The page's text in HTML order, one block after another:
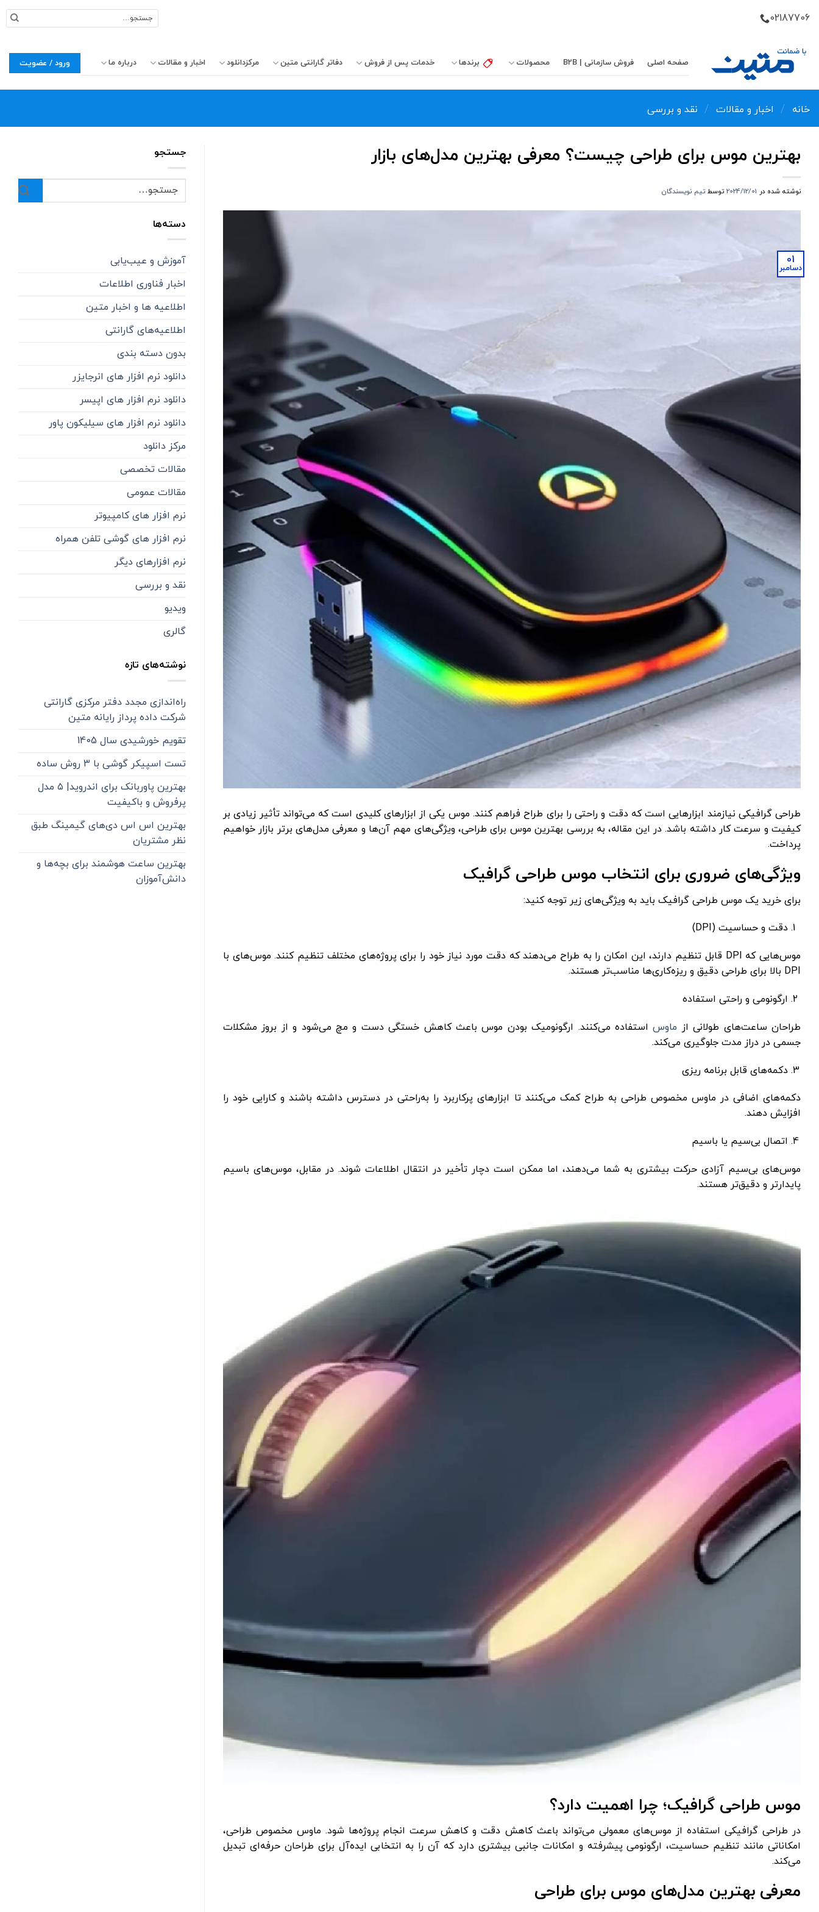
02187706
برای:
صفحه اصلی فروش سازمانی | B2B محصولات برندها خدمات پس از فروش دفاتر‌ گارانتی‌ متین مرکزدانلود اخبار و مقالات درباره ما ورود / عضویت
خانه / اخبار و مقالات / نقد و بررسی
بهترین موس برای طراحی چیست؟ معرفی بهترین مدل‌های بازار
نوشته شده در 2024/12/01 توسط تیم نویسندگان
01
دسامبر
طراحی گرافیکی نیازمند ابزارهایی است که دقت و راحتی را برای طراح فراهم کنند. موس یکی از ابزارهای کلیدی است که می‌تواند تأثیر زیادی بر
کیفیت و سرعت کار داشته باشد. در این مقاله، به بررسی بهترین موس‌ برای طراحی، ویژگی‌های مهم آن‌ها و معرفی مدل‌های برتر بازار خواهیم
پرداخت.
ویژگی‌های ضروری برای انتخاب موس طراحی گرافیک
برای خرید یک موس طراحی گرافیک باید به ویژگی‌های زیر توجه کنید:
دقت و حساسیت (DPI)
موس‌هایی که DPI قابل تنظیم دارند، این امکان را به طراح می‌دهند که دقت مورد نیاز خود را برای پروژه‌های مختلف تنظیم کنند. موس‌های با
DPI بالا برای طراحی دقیق و ریزه‌کاری‌ها مناسب‌تر هستند.
ارگونومی و راحتی استفاده
طراحان ساعت‌های طولانی از ماوساستفاده می‌کنند. ارگونومیک بودن موس باعث کاهش خستگی دست و مچ می‌شود و از بروز مشکلات
جسمی در دراز مدت جلوگیری می‌کند.
دکمه‌های قابل برنامه ‌ریزی
دکمه‌های اضافی در ماوس مخصوص طراحی به طراح کمک می‌کنند تا ابزارهای پرکاربرد را به‌راحتی در دسترس داشته باشند و کارایی خود را
افزایش دهند.
اتصال بی‌سیم یا باسیم
موس‌های بی‌سیم آزادی حرکت بیشتری به شما می‌دهند، اما ممکن است دچار تأخیر در انتقال اطلاعات شوند. در مقابل، موس‌های باسیم
پایدارتر و دقیق‌تر هستند.
موس طراحی گرافیک؛ چرا اهمیت دارد؟
در طراحی گرافیکی استفاده از موس‌های معمولی می‌تواند باعث کاهش دقت و کاهش سرعت انجام پروژه‌ها شود. ماوس مخصوص طراحی،
امکاناتی مانند تنظیم حساسیت، ارگونومی پیشرفته و امکانات جانبی بیشتری دارد که آن را به انتخابی ایده‌آل برای طراحان حرفه‌ای تبدیل
می‌کند.
معرفی بهترین مدل‌های موس برای طراحی
جستجو
دسته‌ها
آموزش و عیب‌یابی
اخبار فناوری اطلاعات
اطلاعیه ها و اخبار متین
اطلاعیه‌‌های گارانتی
بدون دسته بندی
دانلود نرم افزار های انرجایزر
دانلود نرم افزار های اپیسر
دانلود نرم افزار های سیلیکون پاور
مرکز دانلود
مقالات تخصصی
مقالات عمومی
نرم افزار های کامپیوتر
نرم افزار های گوشی تلفن همراه
نرم افزارهای دیگر
نقد و بررسی
ویدیو
گالری
نوشته‌های تازه
راه‌اندازی مجدد دفتر مرکزی گارانتی
شرکت داده پرداز رایانه متین
تقویم خورشیدی سال 1405
تست اسپیکر گوشی با 3 روش ساده
بهترین پاوربانک برای اندروید| ۵ مدل
پرفروش و باکیفیت
بهترین اس اس دی‌های گیمینگ طبق
نظر مشتریان
بهترین ساعت هوشمند برای بچه‌ها و
دانش‌آموزان